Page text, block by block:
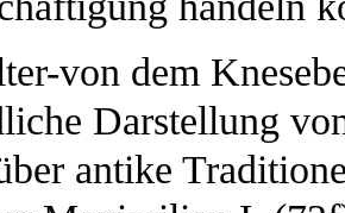
von dem
Darstellung
antike